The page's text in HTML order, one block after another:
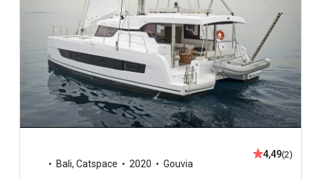
Bali, Catspace 2020 Gouvia
4,49(2)